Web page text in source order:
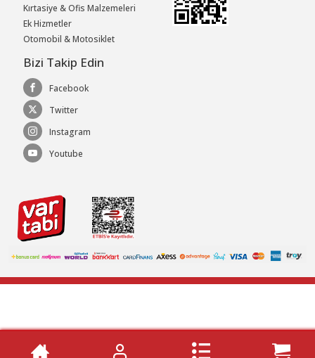
Kırtasiye & Ofis Malzemeleri
Ek Hizmetler
Otomobil & Motosiklet
Bizi Takip Edin
Facebook
Twitter
Instagram
Youtube